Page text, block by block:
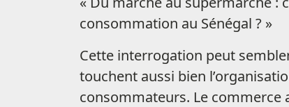
consommation au Sénégal ? »
Cette interrogation peut
touchent aussi bien
consommateurs. Le commerce